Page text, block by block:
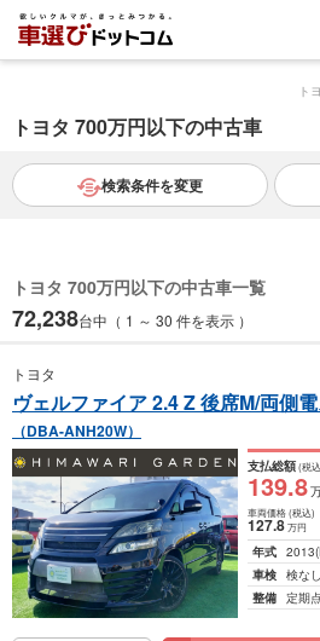
ト
トヨタ 700万円以下の中古車
検索条件を変更
トヨタ 700万円以下の中古車一覧
72,238台中（ 1 ～ 30 件を表示 ）
トヨタ
ヴェルファイア 2.4 Z 後席M/両側
（DBA-ANH20W）
支払総額(税
139.8
車両価格(税込)
127.8万円
年式 2013
車検 検なし
整備 定期